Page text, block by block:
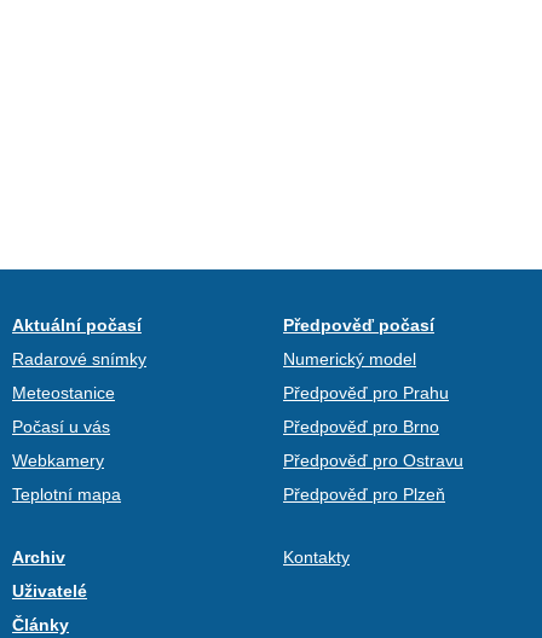
Aktuální počasí
Radarové snímky
Meteostanice
Počasí u vás
Webkamery
Teplotní mapa
Předpověď počasí
Numerický model
Předpověď pro Prahu
Předpověď pro Brno
Předpověď pro Ostravu
Předpověď pro Plzeň
Archiv
Uživatelé
Články
Kontakty